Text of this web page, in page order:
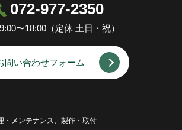
072-977-2350
〜18:00（定休 土日・祝）
問い合わせフォーム
・メンテナンス、製作・取付